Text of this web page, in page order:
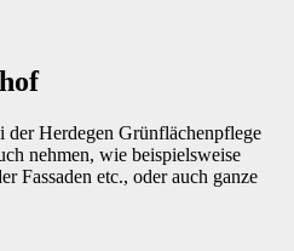
der Herdegen Grünflächenpflege
nehmen, wie beispielsweise
Fassaden etc., oder auch ganze